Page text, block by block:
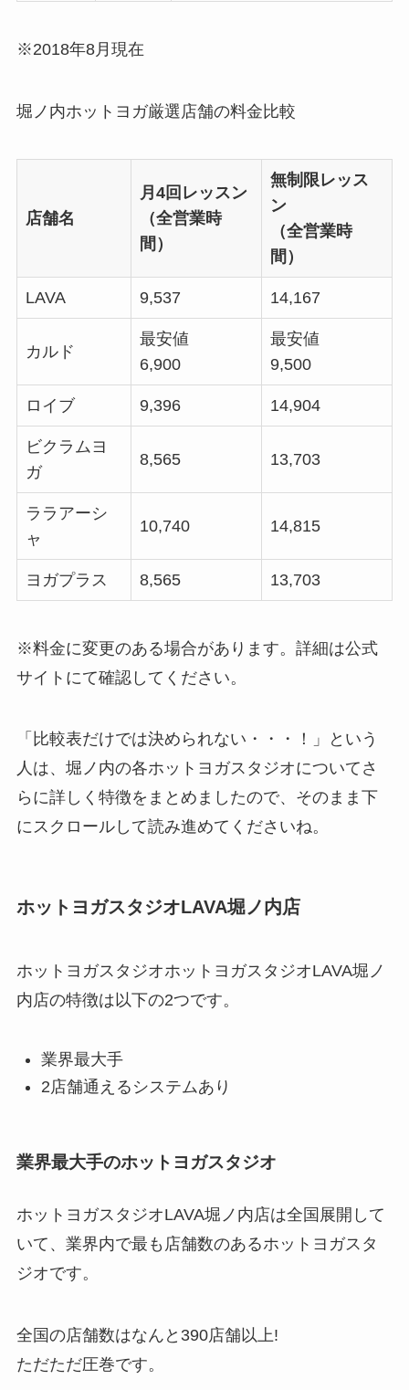
※2018年8月現在
堀ノ内ホットヨガ厳選店舗の料金比較
店舗名
月4回レッスン
（全営業時
間）
無制限レッス
ン
（全営業時
間）
LAVA 9,537 14,167
カルド
最安値
6,900
最安値
9,500
ロイブ 9,396 14,904
ビクラムヨ
ガ
8,565 13,703
ララアーシ
ャ
10,740 14,815
ヨガプラス 8,565 13,703
※料金に変更のある場合があります。詳細は公式
サイトにて確認してください。
「比較表だけでは決められない・・・！」という
人は、堀ノ内の各ホットヨガスタジオについてさ
らに詳しく特徴をまとめましたので、そのまま下
にスクロールして読み進めてくださいね。
ホットヨガスタジオLAVA堀ノ内店
ホットヨガスタジオホットヨガスタジオLAVA堀ノ
内店の特徴は以下の2つです。
業界最大手
2店舗通えるシステムあり
業界最大手のホットヨガスタジオ
ホットヨガスタジオLAVA堀ノ内店は全国展開して
いて、業界内で最も店舗数のあるホットヨガスタ
ジオです。
全国の店舗数はなんと 390店舗以上!
ただただ圧巻です。